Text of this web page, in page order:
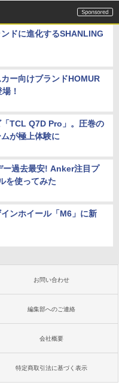
ドに進化するSHANLING
ー向けブランドHOMUR
！
TCL Q7D Pro」。圧巻の
が極上体験に
過去最安! Anker注目プ
を使ってみた
ンホイール「M6」に新
お問い合わせ
編集部へのご連絡
会社概要
特定商取引法に基づく表示